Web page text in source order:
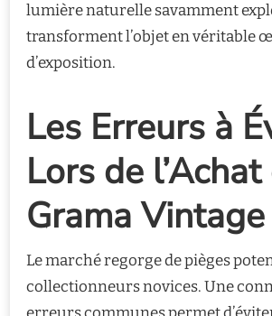
lumière naturelle savamment
transforment l’objet en véritable
d’exposition.
Les Erreurs à
Lors de l’Achat
Grama Vintage
Le marché regorge de pièges
collectionneurs novices. Une